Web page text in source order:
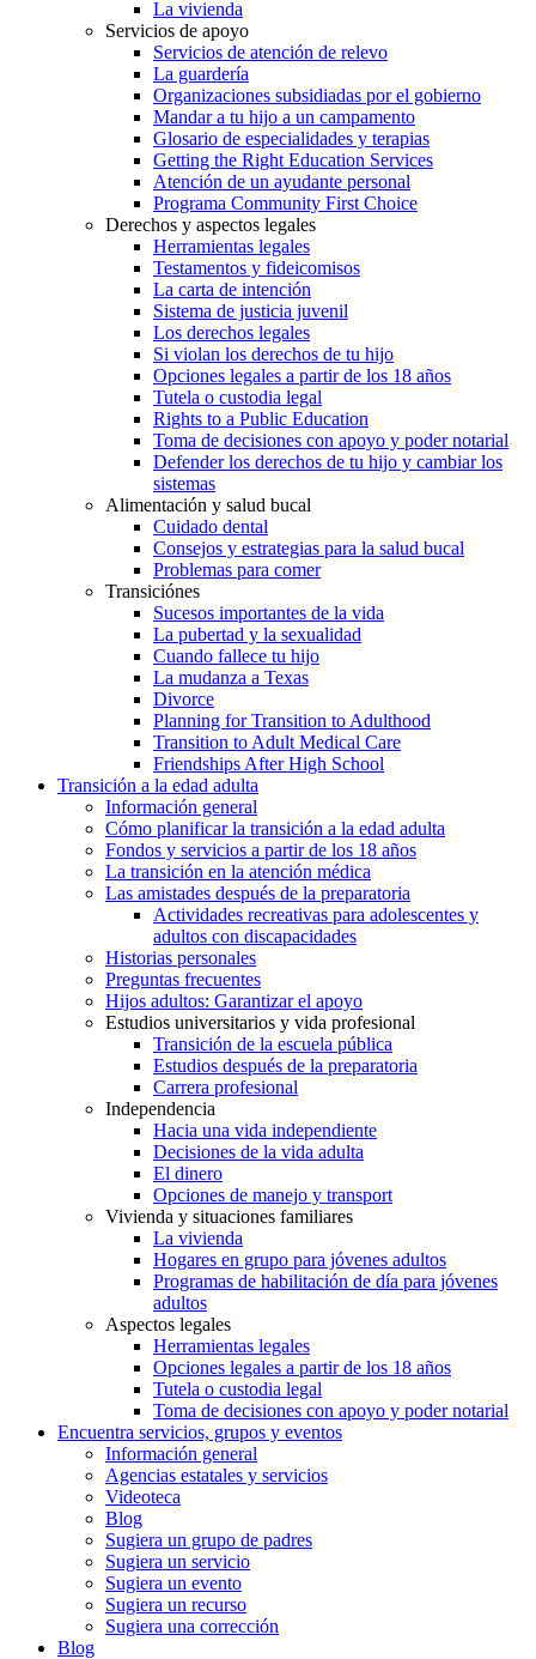
La vivienda
Servicios de apoyo
Servicios de atención de relevo
La guardería
Organizaciones subsidiadas por el gobierno
Mandar a tu hijo a un campamento
Glosario de especialidades y terapias
Getting the Right Education Services
Atención de un ayudante personal
Programa Community First Choice
Derechos y aspectos legales
Herramientas legales
Testamentos y fideicomisos
La carta de intención
Sistema de justicia juvenil
Los derechos legales
Si violan los derechos de tu hijo
Opciones legales a partir de los 18 años
Tutela o custodia legal
Rights to a Public Education
Toma de decisiones con apoyo y poder notarial
Defender los derechos de tu hijo y cambiar los
sistemas
Alimentación y salud bucal
Cuidado dental
Consejos y estrategias para la salud bucal
Problemas para comer
Transiciónes
Sucesos importantes de la vida
La pubertad y la sexualidad
Cuando fallece tu hijo
La mudanza a Texas
Divorce
Planning for Transition to Adulthood
Transition to Adult Medical Care
Friendships After High School
Transición a la edad adulta
Información general
Cómo planificar la transición a la edad adulta
Fondos y servicios a partir de los 18 años
La transición en la atención médica
Las amistades después de la preparatoria
Actividades recreativas para adolescentes y
adultos con discapacidades
Historias personales
Preguntas frecuentes
Hijos adultos: Garantizar el apoyo
Estudios universitarios y vida profesional
Transición de la escuela pública
Estudios después de la preparatoria
Carrera profesional
Independencia
Hacia una vida independiente
Decisiones de la vida adulta
El dinero
Opciones de manejo y transport
Vivienda y situaciones familiares
La vivienda
Hogares en grupo para jóvenes adultos
Programas de habilitación de día para jóvenes
adultos
Aspectos legales
Herramientas legales
Opciones legales a partir de los 18 años
Tutela o custodia legal
Toma de decisiones con apoyo y poder notarial
Encuentra servicios, grupos y eventos
Información general
Agencias estatales y servicios
Videoteca
Blog
Sugiera un grupo de padres
Sugiera un servicio
Sugiera un evento
Sugiera un recurso
Sugiera una corrección
Blog